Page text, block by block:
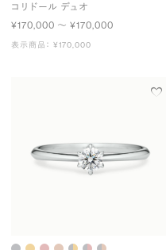
コリドール デュオ
¥170,000 〜 ¥170,000
表示商品： ¥170,000